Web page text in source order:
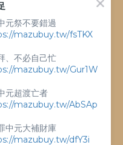
～下午6點
路238號
元祭不要錯過
mazubuy.tw/fsTKX
、不必自己忙
mazubuy.tw/Gur1W
元超渡亡者
mazubuy.tw/AbSAp
中元大補財庫
mazubuy.tw/dfY3i